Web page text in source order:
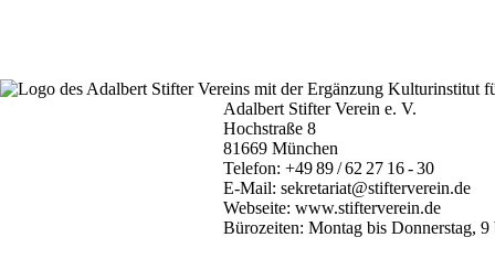
Adalbert Stifter Verein e. V.
Hochstraße 8
81669 München
Telefon:+49 89 / 62 27 16 - 30
E-Mail:sekretariat@stifterverein.de
Webseite:www.stifterverein.de
Bürozeiten: Montag bis Donnerstag,